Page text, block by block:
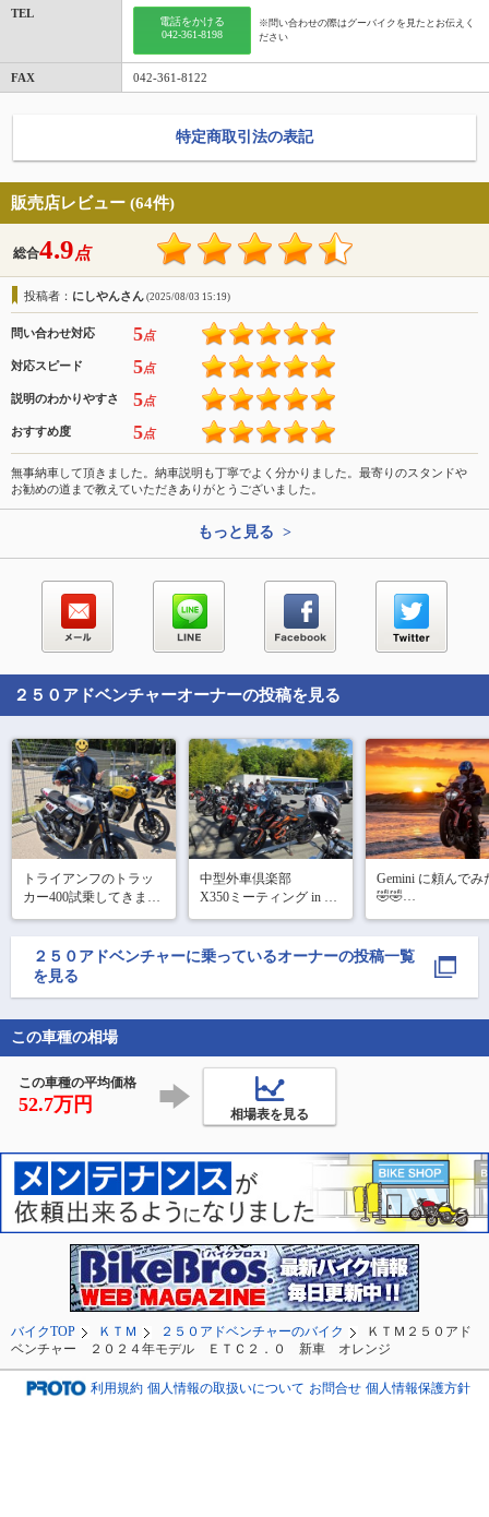
TEL
電話をかける
042-361-8198
※問い合わせの際はグーバイクを見たとお伝えく
ださい
FAX 042-361-8122
特定商取引法の表記
販売店レビュー (64件)
総合4.9点
投稿者： にしやんさん (2025/08/03 15:19)
問い合わせ対応 5点
対応スピード 5点
説明のわかりやすさ 5点
おすすめ度 5点
無事納車して頂きました。納車説明も丁寧でよく分かりました。最寄りのスタンドや
お勧めの道まで教えていただきありがとうございました。
もっと見る >
２５０アドベンチャーオーナーの投稿を見る
トライアンフのトラッ
カー400試乗してきまし
た🤣
…が、完全にイベント
の趣旨を履き違えてま
した😂
今回参加したのは
「THE
DISTINGUISHED
GENTLEMAN’S RIDE
2026
中型外車倶楽部
X350ミーティング in 宮
ヶ瀬に参加してきまし
た😄👍
集合場所には8時半頃到
和すぎる😁
X350だけで12〜13台⁉️
ズラ
Gemini に頼んでみ
🤣🤣
な～👍
２５０アドベンチャーに乗っているオーナーの投稿一覧
を見る
この車種の相場
この車種の平均価格
52.7万円 相場表を見る
バイクTOP ＫＴＭ ２５０アドベンチャーのバイク
ＫＴＭ２５０アド
ベンチャー ２０２４年モデル ＥＴＣ２．０ 新車 オレンジ
利用規約 個人情報の取扱いについて お問合せ 個人情報保護方針